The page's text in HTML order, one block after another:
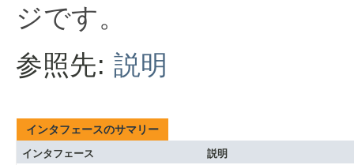
ジです。
参照先: 説明
インタフェースのサマリー
インタフェース
説明